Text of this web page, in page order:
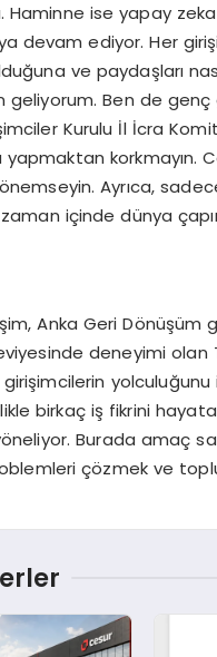
Haminne ise yapay
devam ediyor. Her
ve paydaşları
geliyorum. Ben de
Kurulu İl İcra
yapmaktan korkmayın.
Ayrıca,
içinde dünya
Anka Geri Dönüşüm
deneyimi olan
birkaç iş fikrini
Burada amaç
çözmek ve